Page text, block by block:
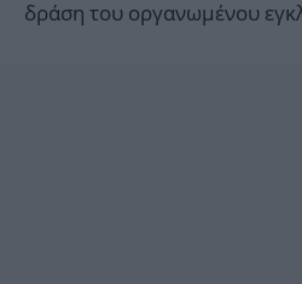
δράση του οργανωμένου